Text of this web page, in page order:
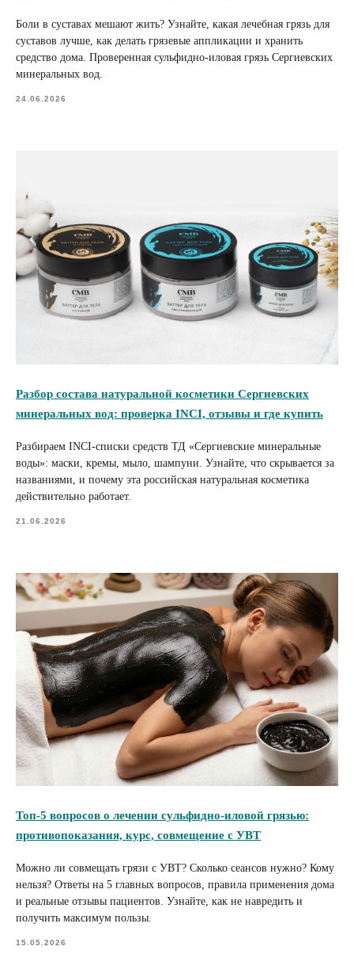
Боли в суставах мешают жить? Узнайте, какая лечебная грязь для
суставов лучше, как делать грязевые аппликации и хранить
средство дома. Проверенная сульфидно-иловая грязь Сергиевских
минеральных вод.
24.06.2026
Разбор состава натуральной косметики Сергиевских
минеральных вод: проверка INCI, отзывы и где купить
Разбираем INCI-списки средств ТД «Сергиевские минеральные
воды»: маски, кремы, мыло, шампуни. Узнайте, что скрывается за
названиями, и почему эта российская натуральная косметика
действительно работает.
21.06.2026
Топ-5 вопросов о лечении сульфидно-иловой грязью:
противопоказания, курс, совмещение с УВТ
Можно ли совмещать грязи с УВТ? Сколько сеансов нужно? Кому
нельзя? Ответы на 5 главных вопросов, правила применения дома
и реальные отзывы пациентов. Узнайте, как не навредить и
получить максимум пользы.
15.05.2026